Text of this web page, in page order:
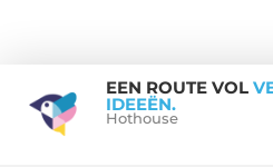
EEN ROUTE VOL
IDEEËN.
Hothouse